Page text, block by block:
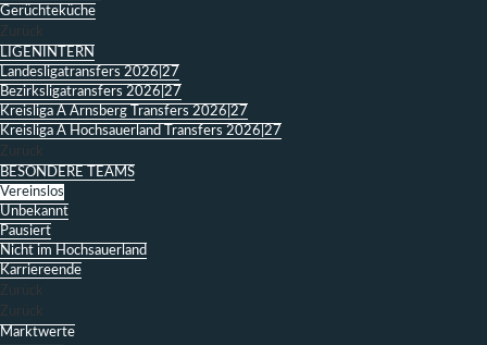
Gerüchteküche
Zurück
LIGENINTERN
Landesligatransfers 2026|27
Bezirksligatransfers 2026|27
Kreisliga A Arnsberg Transfers 2026|27
Kreisliga A Hochsauerland Transfers 2026|27
Zurück
BESONDERE TEAMS
Vereinslos
Unbekannt
Pausiert
Nicht im Hochsauerland
Karriereende
Zurück
Zurück
Marktwerte